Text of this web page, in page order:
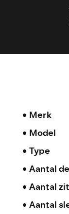
Merk
Model
Type
Aantal
Aantal
Aantal